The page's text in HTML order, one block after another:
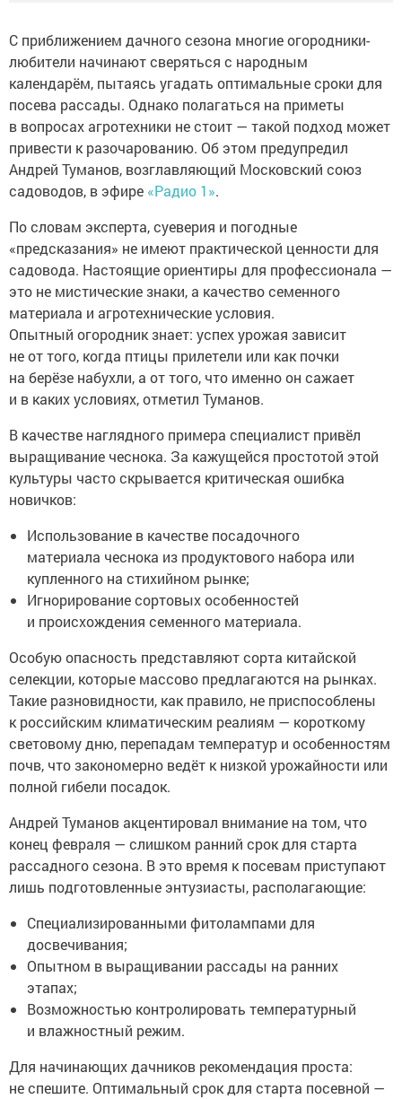
С приближением дачного сезона многие огородники-
любители начинают сверяться с народным
календарём, пытаясь угадать оптимальные сроки для
посева рассады. Однако полагаться на приметы
в вопросах агротехники не стоит — такой подход может
привести к разочарованию. Об этом предупредил
Андрей Туманов, возглавляющий Московский союз
садоводов, в эфире «Радио 1».
По словам эксперта, суеверия и погодные
«предсказания» не имеют практической ценности для
садовода. Настоящие ориентиры для профессионала —
это не мистические знаки, а качество семенного
материала и агротехнические условия.
Опытный огородник знает: успех урожая зависит
не от того, когда птицы прилетели или как почки
на берёзе набухли, а от того, что именно он сажает
и в каких условиях, отметил Туманов.
В качестве наглядного примера специалист привёл
выращивание чеснока. За кажущейся простотой этой
культуры часто скрывается критическая ошибка
новичков:
Использование в качестве посадочного
материала чеснока из продуктового набора или
купленного на стихийном рынке;
Игнорирование сортовых особенностей
и происхождения семенного материала.
Особую опасность представляют сорта китайской
селекции, которые массово предлагаются на рынках.
Такие разновидности, как правило, не приспособлены
к российским климатическим реалиям — короткому
световому дню, перепадам температур и особенностям
почв, что закономерно ведёт к низкой урожайности или
полной гибели посадок.
Андрей Туманов акцентировал внимание на том, что
конец февраля — слишком ранний срок для старта
рассадного сезона. В это время к посевам приступают
лишь подготовленные энтузиасты, располагающие:
Специализированными фитолампами для
досвечивания;
Опытном в выращивании рассады на ранних
этапах;
Возможностью контролировать температурный
и влажностный режим.
Для начинающих дачников рекомендация проста:
не спешите. Оптимальный срок для старта посевной —